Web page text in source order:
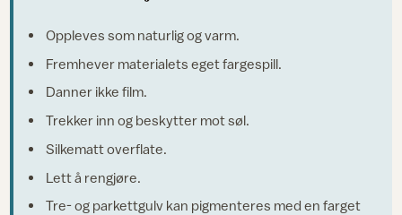
Oppleves som naturlig og varm.
Fremhever materialets eget fargespill.
Danner ikke film.
Trekker inn og beskytter mot søl.
Silkematt overflate.
Lett å rengjøre.
Tre- og parkettgulv kan pigmenteres med en farget